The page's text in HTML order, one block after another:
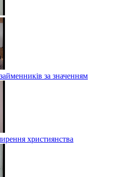
за значенням
християнства